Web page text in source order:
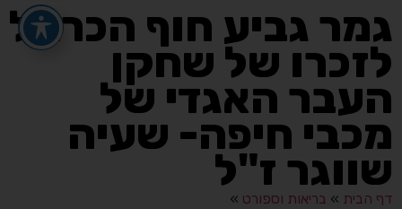
גמר גביע חוף הכרמל
לזכרו של שחקן
העבר האגדי של
מכבי חיפה- שעיה
שווגר ז"ל
דף הבית » בריאות וספורט »